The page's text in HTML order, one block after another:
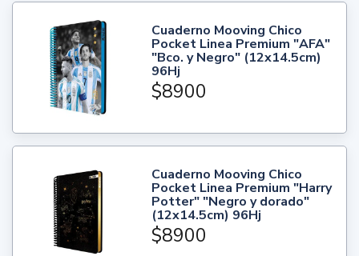
Cuaderno Mooving Chico
Pocket Linea Premium "AFA"
"Bco. y Negro" (12x14.5cm)
96Hj
$8900
Cuaderno Mooving Chico
Pocket Linea Premium "Harry
Potter" "Negro y dorado"
(12x14.5cm) 96Hj
$8900